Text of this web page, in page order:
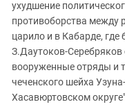
ухудшение
противоборства между
царило и в Кабарде,
З.Даутоков-
вооруженные отряды и
чеченского шейха
Хасавюртовском